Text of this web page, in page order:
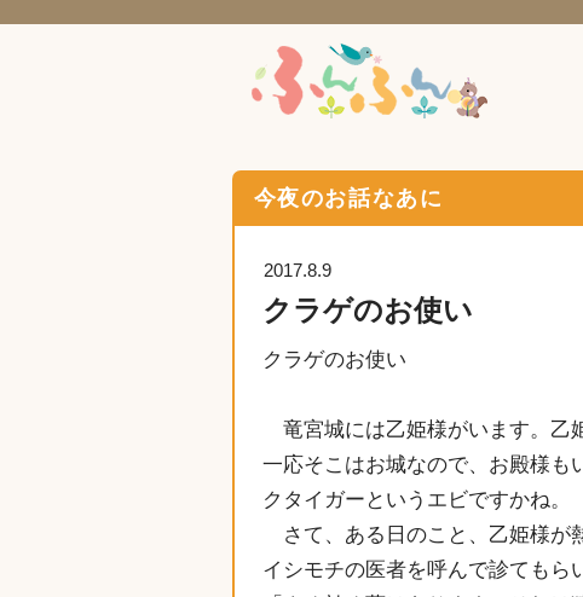
今夜のお話なあに
2017.8.9
クラゲのお使い
クラゲのお使い
竜宮城には乙姫様がいます。乙
一応そこはお城なので、お殿様も
クタイガーというエビですかね。
さて、ある日のこと、乙姫様が
イシモチの医者を呼んで診てもら